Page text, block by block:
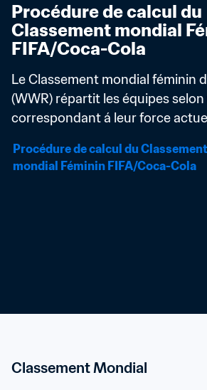
Procédure de calcul du
Classement mondial
FIFA/Coca-Cola
Le Classement mondial féminin
(WWR) répartit les équipes
correspondant á leur force
Procédure de calcul du Classement
mondial Féminin FIFA/Coca-Cola
Classement Mondial